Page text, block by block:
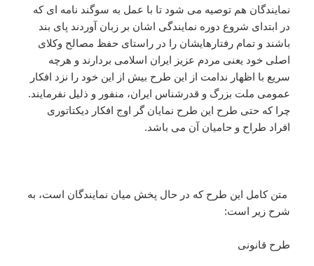
نمایندگان هم توصیه می شود تا با عمل به سوگند نامه ای که
در ابتدای شروع دوره نمایندگی اشان بر زبان آوردند پای بند
باشند و تمام رفتارهایشان را در راستای حفظ مصالح وکلای
اصلی خود یعنی مردم عزیز ایران اسلامی بردارند و هرچه
سریع با اظهار ندامت از این طرح بیش از این خود را نزد افکار
عمومی ملت بزرگ و قدرشناس ایران، منفور و ذلیل نفرمایند.
چرا که حتی طرح این طرح نمایان گر اوج افکار دیکتاتوری
افراد طراح و حامیان آن می باشد.
متن کامل این طرح که در حال پخش میان نمایندگان است، به
شرح زیر است:
طرح قانونی